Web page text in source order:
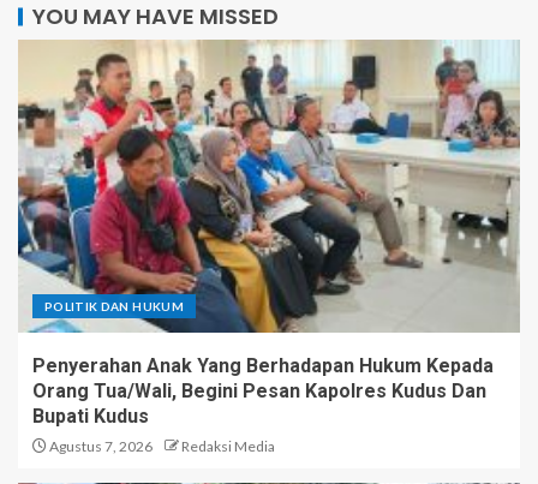
YOU MAY HAVE MISSED
POLITIK DAN HUKUM
Penyerahan Anak Yang Berhadapan Hukum Kepada
Orang Tua/Wali, Begini Pesan Kapolres Kudus Dan
Bupati Kudus
Agustus 7, 2026 Redaksi Media